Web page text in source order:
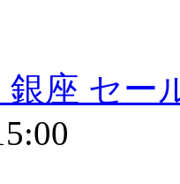
銀座 セー